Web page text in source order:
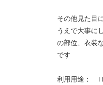
その他見た目
うえで大事に
の部位、衣装
です
利用用途：